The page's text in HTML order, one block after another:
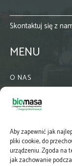
Aby zapewnić jak
pliki cookie, do
urządzeniu. Zgoda na
jak zachowanie
Skontaktuj się z
MENU
O NAS
WSPÓŁPRACA
PRENUMERATA
NEWSLETTER